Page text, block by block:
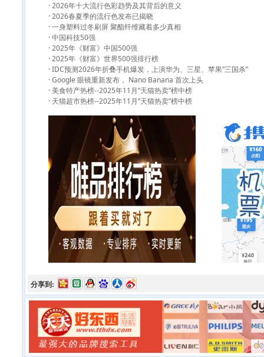
·2026年十大流行色彩趋势及其背后的意义
·2026春夏季的流行色发布已揭晓
·一身塑料过冬刷屏 聚酯纤维藏着多少真相
·中国科技50强
·2025年《财富》中国500强
·2025年《财富》世界500强排行榜
·IDC预测2026年折叠手机爆发，上演华为、三星、苹果“三国杀”
·Google 眼镜重新发布， Nano Banana 首次上头
·美食特产热榜--2025年11月“天猫热卖”榜中榜
· 天猫超市热榜--2025年11月“天猫热卖”榜中榜
分享到: